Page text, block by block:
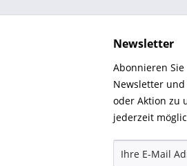
Newsletter
Abonnieren
Newsletter
oder Aktion zu
jederzeit